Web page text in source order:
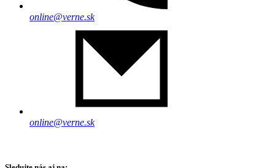
online@verne.sk
online@verne.sk